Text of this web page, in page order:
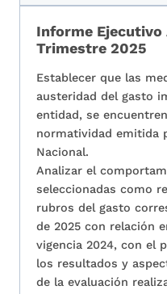
Informe Ejecutivo
Trimestre 2025
Establecer que las
austeridad del gasto
entidad, se
normatividad emitida
Nacional.
Analizar el
seleccionadas como
rubros del gasto
de 2025 con relación
vigencia 2024, con el
los resultados y
de la evaluación